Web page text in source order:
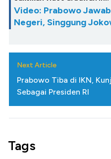
Video: Prabowo
Negeri, Singgung
Next Article
Prabowo Tiba di IKN,
Sebagai Presiden RI
Tags